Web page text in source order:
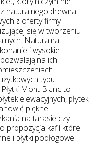
naturalnego drewna.
z oferty firmy
się w tworzeniu
Naturalna
i wysokie
na ich
typu
Mont Blanc to
elewacyjnych, płytek
piękne
na tarasie czy
propozycja kafli które
i płytki podłogowe.